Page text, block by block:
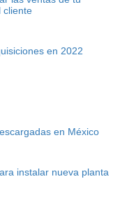
cliente
en 2022
en México
instalar nueva planta